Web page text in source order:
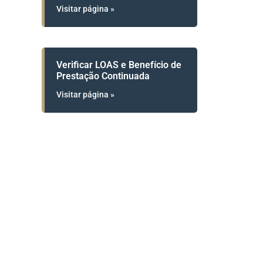
Visitar página »
Verificar LOAS e Benefício de
Prestação Continuada
Visitar página »